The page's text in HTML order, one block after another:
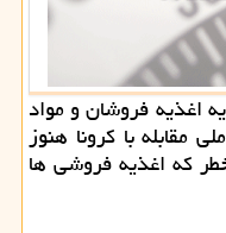
اغذیه فروشان و مواد
مقابله با كرونا هنوز
كه اغذیه فروشی ها